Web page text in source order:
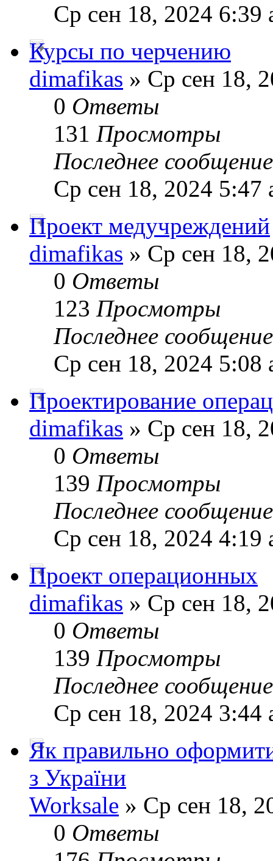
Ср сен 18, 2024 6:39
Курсы по черчению
dimafikas » Ср сен 18,
0 Ответы
131 Просмотры
Последнее
Ср сен 18, 2024 5:47
Проект медучреждений
dimafikas » Ср сен 18,
0 Ответы
123 Просмотры
Последнее
Ср сен 18, 2024 5:08
Проектирование
dimafikas » Ср сен 18,
0 Ответы
139 Просмотры
Последнее
Ср сен 18, 2024 4:19
Проект операционных
dimafikas » Ср сен 18,
0 Ответы
139 Просмотры
Последнее
Ср сен 18, 2024 3:44
Як правильно
з України
Worksale » Ср сен 18,
0 Ответы